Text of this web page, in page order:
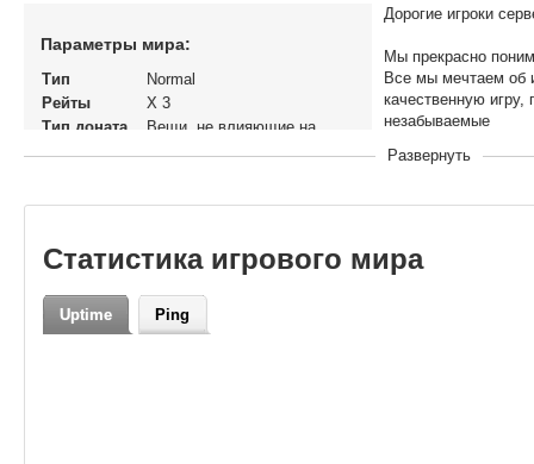
Параметры мира:
Тип
Normal
Рейты
X 3
Тип доната
Вещи, не влияющие на
Теги Fantasy Icarus
Дорогие игроки
Мы прекрасно
Все мы мечтаем об
качественную игру,
незабываемые
максимум усилий,
Развернуть
Статистика игрового мира
Uptime Ping